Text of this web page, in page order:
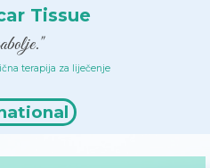
Tissue
terapija za liječenje